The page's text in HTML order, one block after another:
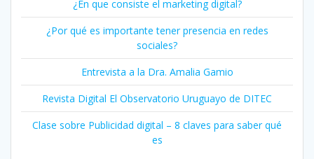
¿En que consiste el marketing digital?
¿Por qué es importante tener presencia en redes
sociales?
Entrevista a la Dra. Amalia Gamio
Revista Digital El Observatorio Uruguayo de DITEC
Clase sobre Publicidad digital – 8 claves para saber qué
es